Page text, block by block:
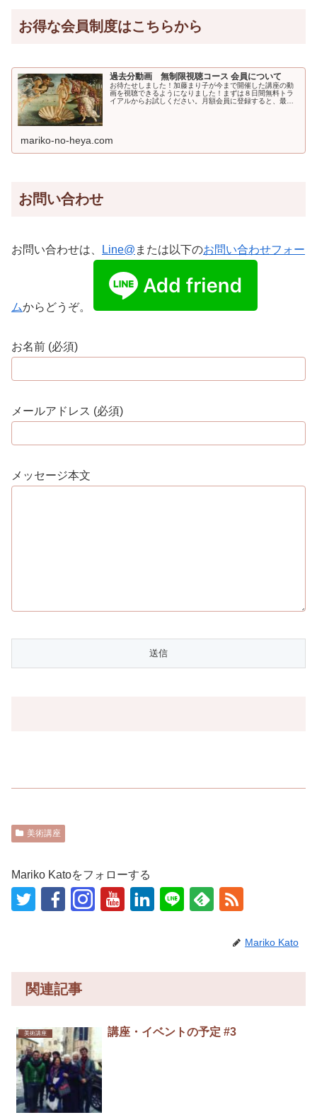
お得な会員制度はこちらから
過去分動画 無制限視聴コース 会員について
お待たせしました！加藤まり子が今まで開催した講座の動
画を視聴できるようになりました！まずは８日間無料トラ
イアルからお試しください。月額会員に登録すると、最初
mariko-no-heya.com
お問い合わせ
お問い合わせは、 Line@ または以下のお問い合わせフォー
ムからどうぞ。
お名前 (必須)
メールアドレス (必須)
メッセージ本文
美術講座
Mariko Katoをフォローする
Mariko Kato
関連記事
美術講座 講座・イベントの予定 #3